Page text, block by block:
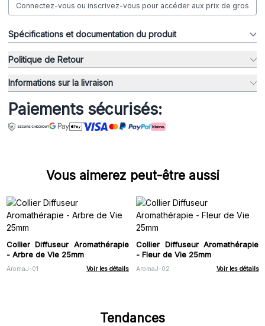
Connectez-vous ou inscrivez-vous pour accéder aux prix de gros
Spécifications et documentation du produit
Politique de Retour
Informations sur la livraison
Paiements sécurisés:
Vous aimerez peut-être aussi
Collier Diffuseur Aromathérapie
- Arbre de Vie 25mm
AromaJ-01 Voir les détails
Collier Diffuseur Aromathérapie
- Fleur de Vie 25mm
AromaJ-02 Voir les détails
Tendances